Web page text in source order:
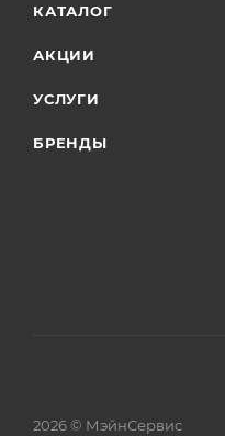
КАТАЛОГ
АКЦИИ
УСЛУГИ
БРЕНДЫ
2026 © МэйнСервис